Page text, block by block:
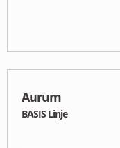
Aurum
BASIS Linje